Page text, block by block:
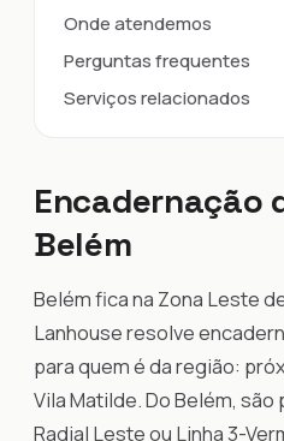
Onde atendemos
Perguntas frequentes
Serviços relacionados
Encadernação
Belém
Belém fica na Zona Leste
Lanhouse resolve
para quem é da região:
Vila Matilde. Do Belém,
Radial Leste ou Linha 3-